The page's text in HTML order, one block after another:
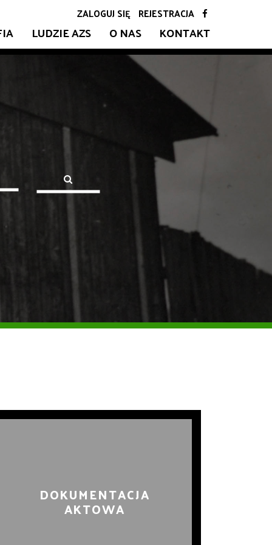
ZALOGUJ SIĘ REJESTRACJA
LUDZIE AZS O NAS KONTAKT
DOKUMENTACJA
AKTOWA